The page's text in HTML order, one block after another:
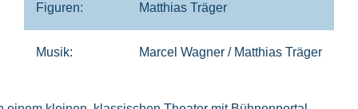
Figuren: Matthias Träger
Musik: Marcel Wagner / Matthias Träger